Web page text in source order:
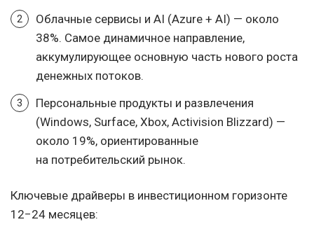
Облачные сервисы и AI (Azure + AI) — около
38%. Самое динамичное направление,
аккумулирующее основную часть нового роста
денежных потоков.
Персональные продукты и развлечения
(Windows, Surface, Xbox, Activision Blizzard) —
около 19%, ориентированные
на потребительский рынок.
Ключевые драйверы в инвестиционном горизонте
12−24 месяцев: